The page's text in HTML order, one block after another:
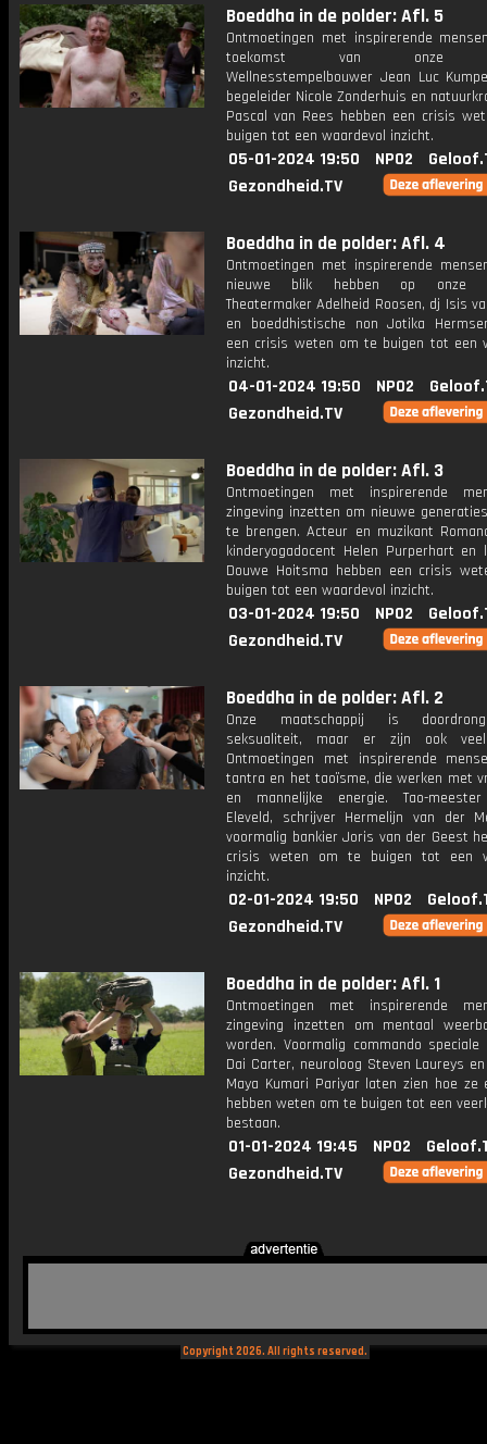
Boeddha in de polder: Afl. 5
Ontmoetingen met inspirerende
toekomst van onze
Wellnesstempelbouwer Jean Luc
begeleider Nicole Zonderhuis en
Pascal van Rees hebben een crisis
buigen tot een waardevol inzicht.
05-01-2024 19:50 NPO2
Gezondheid.TV
Boeddha in de polder: Afl. 4
Ontmoetingen met inspirerende
nieuwe blik hebben op onze
Theatermaker Adelheid Roosen, dj Isis
en boeddhistische non Jotika
een crisis weten om te buigen tot een
inzicht.
04-01-2024 19:50 NPO2
Gezondheid.TV
Boeddha in de polder: Afl. 3
Ontmoetingen met inspirerende
zingeving inzetten om nieuwe
te brengen. Acteur en muzikant
kinderyogadocent Helen Purperhart en
Douwe Hoitsma hebben een crisis
buigen tot een waardevol inzicht.
03-01-2024 19:50 NPO2
Gezondheid.TV
Boeddha in de polder: Afl. 2
Onze maatschappij is
seksualiteit, maar er zijn ook
Ontmoetingen met inspirerende
tantra en het taoïsme, die werken met
en mannelijke energie. Tao-
Eleveld, schrijver Hermelijn van der
voormalig bankier Joris van der Geest
crisis weten om te buigen tot een
inzicht.
02-01-2024 19:50 NPO2
Gezondheid.TV
Boeddha in de polder: Afl. 1
Ontmoetingen met inspirerende
zingeving inzetten om mentaal
worden. Voormalig commando speciale
Dai Carter, neuroloog Steven Laureys
Maya Kumari Pariyar laten zien hoe ze
hebben weten om te buigen tot een
bestaan.
01-01-2024 19:45 NPO2
Gezondheid.TV
Copyright 2026. All rights reserved.